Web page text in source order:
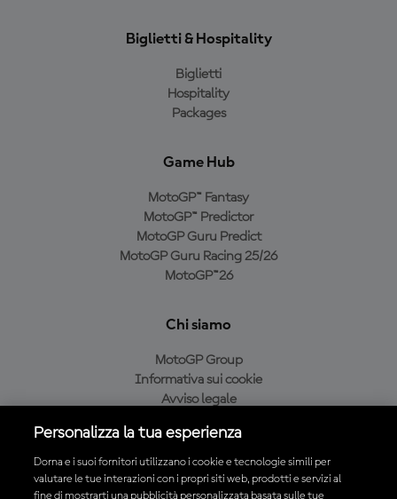
Biglietti & Hospitality
Biglietti
Hospitality
Packages
Game Hub
MotoGP™ Fantasy
MotoGP™ Predictor
MotoGP Guru Predict
MotoGP Guru Racing 25/26
MotoGP™26
Chi siamo
MotoGP Group
Informativa sui cookie
Avviso legale
Condizioni di acquisto
Personalizza la tua esperienza
Dorna e i suoi fornitori utilizzano i cookie e tecnologie simili per
valutare le tue interazioni con i propri siti web, prodotti e servizi al
fine di mostrarti una pubblicità personalizzata basata sulle tue